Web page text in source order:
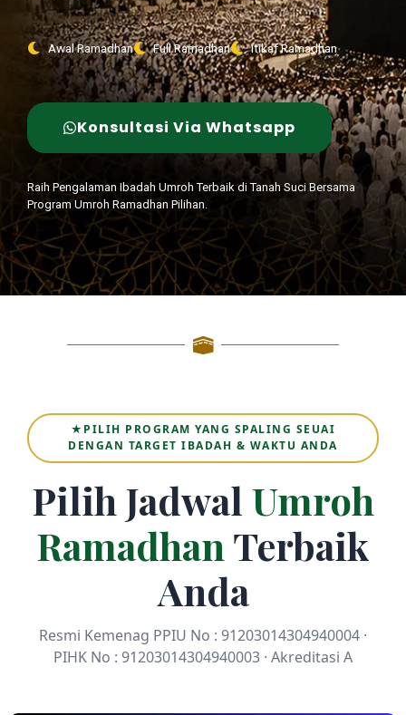
Awal Ramadhan Full Ramadhan Itikaf Ramadhan
Konsultasi Via Whatsapp
Raih Pengalaman Ibadah Umroh Terbaik di Tanah Suci Bersama
Program Umroh Ramadhan Pilihan.
★PILIH PROGRAM YANG SPALING SEUAI
DENGAN TARGET IBADAH & WAKTU ANDA
Pilih Jadwal Umroh
Ramadhan Terbaik
Anda
Resmi Kemenag PPIU No : 91203014304940004 ·
PIHK No : 91203014304940003 · Akreditasi A